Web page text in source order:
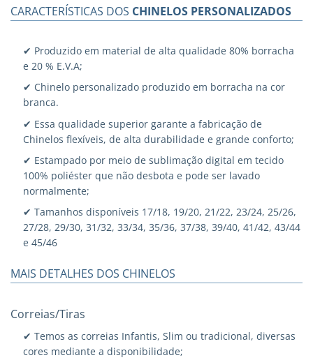
CARACTERÍSTICAS DOS CHINELOS PERSONALIZADOS
✔ Produzido em material de alta qualidade 80% borracha
e 20 % E.V.A;
✔ Chinelo personalizado produzido em borracha na cor
branca.
✔ Essa qualidade superior garante a fabricação de
Chinelos flexíveis, de alta durabilidade e grande conforto;
✔ Estampado por meio de sublimação digital em tecido
100% poliéster que não desbota e pode ser lavado
normalmente;
✔ Tamanhos disponíveis 17/18, 19/20, 21/22, 23/24, 25/26,
27/28, 29/30, 31/32, 33/34, 35/36, 37/38, 39/40, 41/42, 43/44
e 45/46
MAIS DETALHES DOS CHINELOS
Correias/Tiras
✔ Temos as correias Infantis, Slim ou tradicional, diversas
cores mediante a disponibilidade;